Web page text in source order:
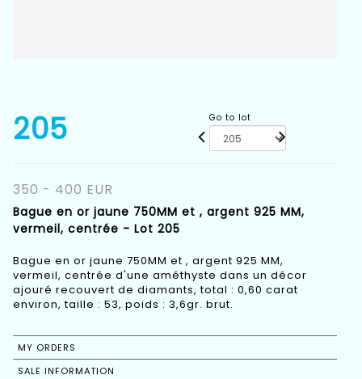
205 Go to lot
350 - 400 EUR
Bague en or jaune 750MM et , argent 925 MM,
vermeil, centrée - Lot 205
Bague en or jaune 750MM et , argent 925 MM,
vermeil, centrée d'une améthyste dans un décor
ajouré recouvert de diamants, total : 0,60 carat
environ, taille : 53, poids : 3,6gr. brut.
MY ORDERS
SALE INFORMATION